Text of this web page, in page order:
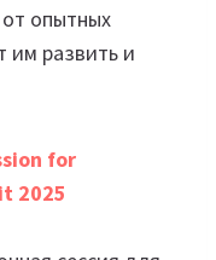
опытных
им развить и
for
2025